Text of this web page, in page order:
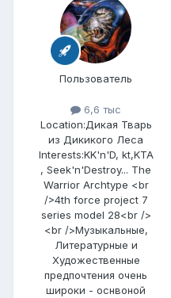
Пользователь
6,6 тыс
Location:Дикая Тварь
из Дикикого Леса
Interests:KK'n'D, kt,KTA
, Seek'n'Destroy... The
Warrior Archtype <br
/>4th force project 7
series model 28<br />
<br />Музыкальные,
Литературные и
Художественные
предпочтения очень
широки - оснвоной